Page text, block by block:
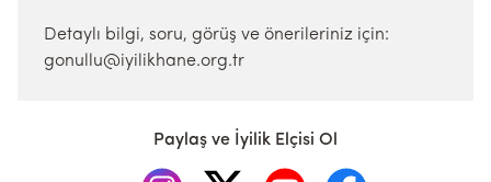
Detaylı bilgi, soru, görüş ve önerileriniz için:
gonullu@iyilikhane.org.tr
Paylaş ve İyilik Elçisi Ol